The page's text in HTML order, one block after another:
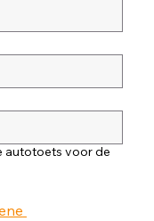
autotoets voor de